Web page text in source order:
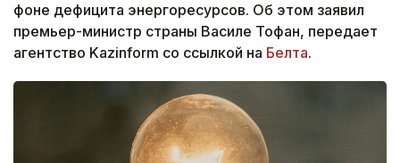
фоне дефицита энергоресурсов. Об этом заявил
премьер-министр страны Василе Тофан, передает
агентство Kazinform со ссылкой на Белта.